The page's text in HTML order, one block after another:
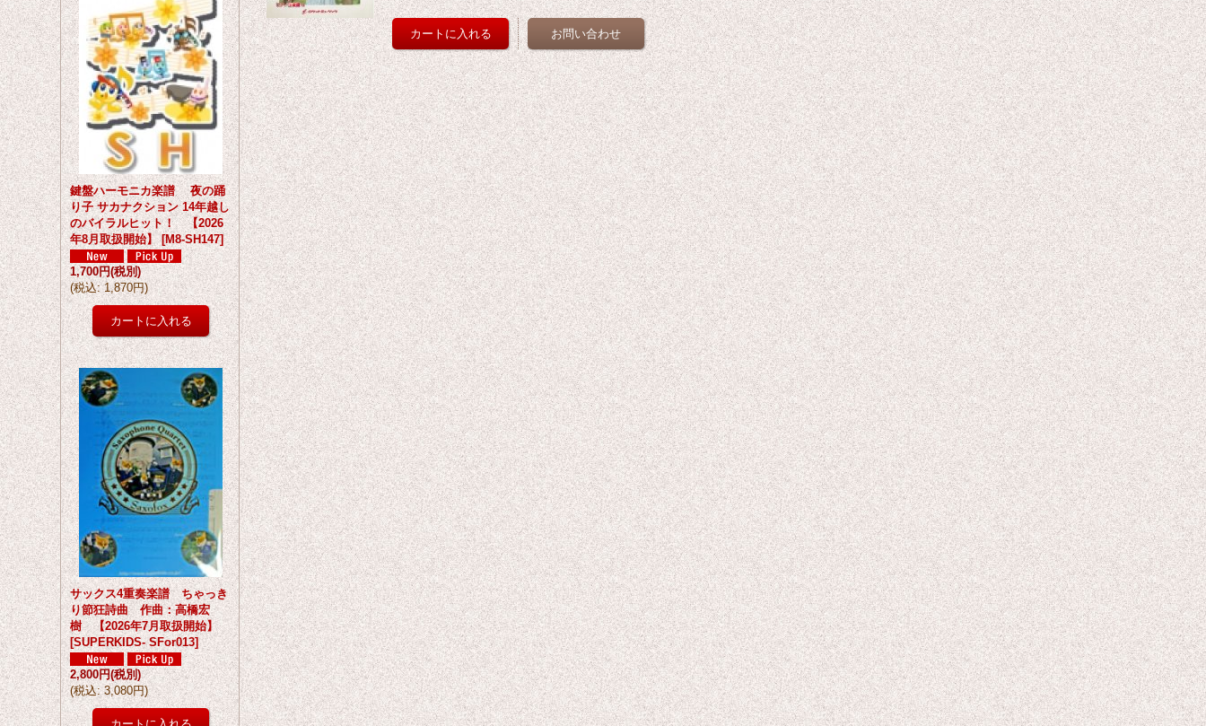
鍵盤ハーモニカ楽譜 夜の踊
り子 サカナクション 14年越し
のバイラルヒット！ 【2026
年8月取扱開始】 [M8-SH147]
1,700円(税別)
(税込: 1,870円)
サックス4重奏楽譜 ちゃっき
り節狂詩曲 作曲：高橋宏
樹 【2026年7月取扱開始】
[SUPERKIDS- SFor013]
2,800円(税別)
(税込: 3,080円)